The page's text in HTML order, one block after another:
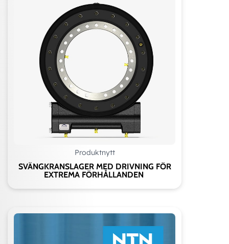
Produktnytt
SVÄNGKRANSLAGER MED DRIVNING FÖR
EXTREMA FÖRHÅLLANDEN